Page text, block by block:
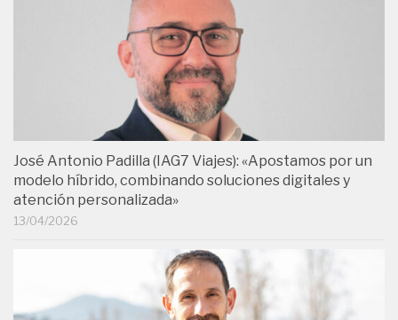
José Antonio Padilla (IAG7 Viajes): «Apostamos por un
modelo híbrido, combinando soluciones digitales y
atención personalizada»
13/04/2026